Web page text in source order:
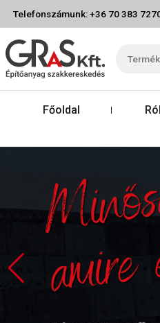
Telefonszámunk: +36 70 383
Főoldal